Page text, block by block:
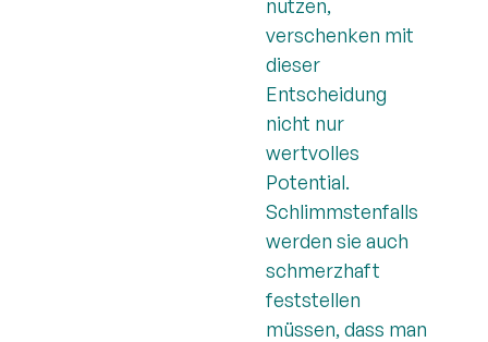
nutzen,
verschenken mit
dieser
Entscheidung
nicht nur
wertvolles
Potential.
Schlimmstenfalls
werden sie auch
schmerzhaft
feststellen
müssen, dass man